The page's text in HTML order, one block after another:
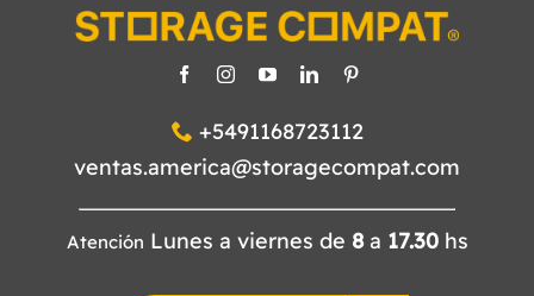
+5491168723112
ventas.america@storagecompat.com
Atención Lunes a viernes de 8a 17.30hs